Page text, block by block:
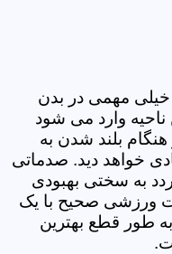
مهمی در بدن
وارد می شود
بلند شدن به
خواهد دید. صدماتی
به سختی بهبودی
ورزشی صحیح با یک
طور قطع بهترین